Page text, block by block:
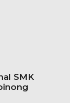
SMK